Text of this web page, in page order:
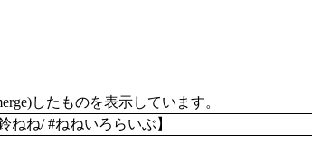
したものを表示しています。
ね/ #ねねいろらいぶ】